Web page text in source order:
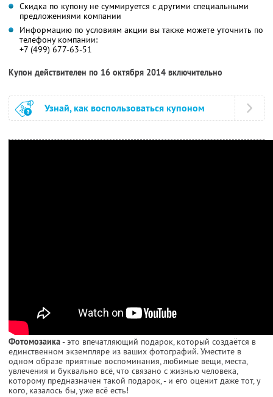
Скидка по купону не суммируется с другими специальными
предложениями компании
Информацию по условиям акции вы также можете уточнить по
телефону компании:
+7 (499) 677-63-51
Купон действителен по 16 октября 2014 включительно
Узнай, как воспользоваться купоном
Фотомозаика- это впечатляющий подарок, который создаётся в
единственном экземпляре из ваших фотографий. Уместите в
одном образе приятные воспоминания, любимые вещи, места,
увлечения и буквально всё, что связано с жизнью человека,
которому предназначен такой подарок, - и его оценит даже тот, у
кого, казалось бы, уже всё есть!